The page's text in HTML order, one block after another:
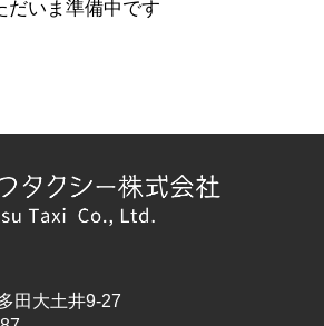
だいま準備中です
田大土井9-27